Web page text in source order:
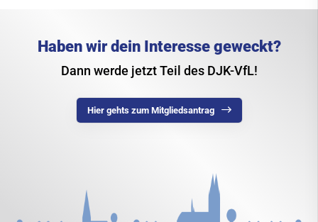
Haben wir dein Interesse geweckt?
Dann werde jetzt Teil des DJK-VfL!
Hier gehts zum Mitgliedsantrag